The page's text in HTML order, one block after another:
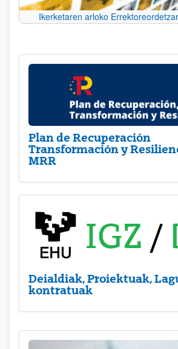
Ikerketaren arloko
Plan de Recuperación
Transformación y
MRR
Deialdiak, Proiektuak,
kontratuak